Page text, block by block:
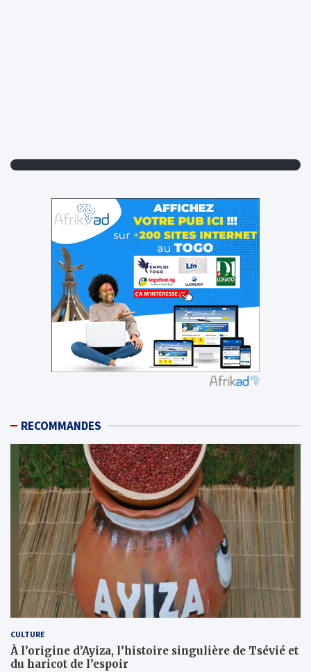
RECOMMANDES
CULTURE
À l’origine d’Ayiza, l’histoire singulière de Tsévié et
du haricot de l’espoir